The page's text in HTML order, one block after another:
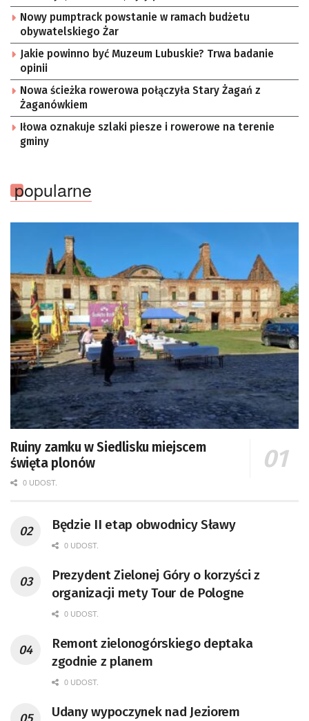
przedsiębiorca i nauczyciel akademicki, doktor
habilitowany nauk fizycznych, koordynator Rady
Sektorowej ds. Kompetencji Przemysłu Lotniczo-
Kosmicznego oraz członek Komitetu Badań
Kosmicznych i Satelitarnych PAN.
Nowy pumptrack powstanie w ramach budżetu
obywatelskiego Żar
Jakie powinno być Muzeum Lubuskie? Trwa badanie
opinii
Nowa ścieżka rowerowa połączyła Stary Żagań z
Żaganówkiem
Iłowa oznakuje szlaki piesze i rowerowe na terenie
gminy
popularne
Ruiny zamku w Siedlisku miejscem
święta plonów
0 UDOST.
Będzie II etap obwodnicy Sławy
0 UDOST.
Prezydent Zielonej Góry o korzyści z
organizacji mety Tour de Pologne
0 UDOST.
Remont zielonogórskiego deptaka
zgodnie z planem
0 UDOST.
Udany wypoczynek nad Jeziorem